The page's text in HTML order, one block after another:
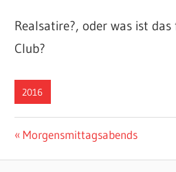
Realsatire?, oder was ist
Club?
2016
Beitragsnavigation
Vorheriger
Morgensmittagsabends